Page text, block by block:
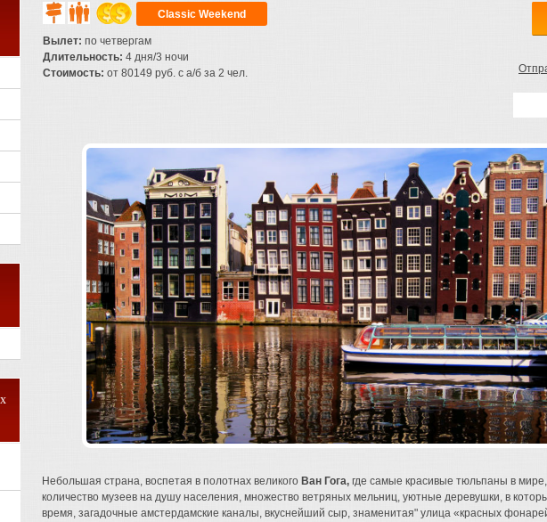
Classic Weekend
Вылет: по четвергам
Длительность: 4 дня/3 ночи
Стоимость: от 80149 руб. с а/б за 2 чел.
Небольшая страна, воспетая в полотнах великого Ван Гога, где самые красивые тюльпаны в
количество музеев на душу населения, множество ветряных мельниц, уютные деревушки, в
время, загадочные амстердамские каналы, вкуснейший сыр, знаменитая" улица «красных